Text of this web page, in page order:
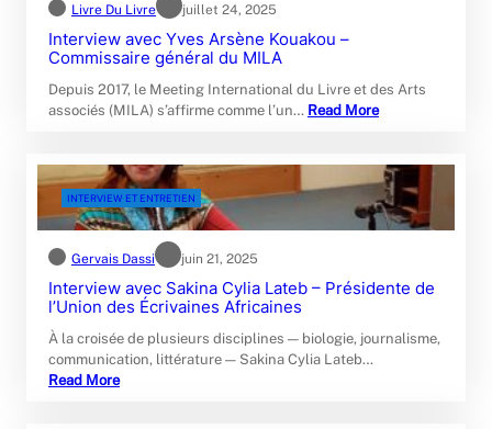
Livre Du Livre juillet 24, 2025
Interview avec Yves Arsène Kouakou –
Commissaire général du MILA
Depuis 2017, le Meeting International du Livre et des Arts
associés (MILA) s’affirme comme l’un… Read More
INTERVIEW ET ENTRETIEN
Gervais Dassi juin 21, 2025
Interview avec Sakina Cylia Lateb – Présidente de
l’Union des Écrivaines Africaines
À la croisée de plusieurs disciplines — biologie, journalisme,
communication, littérature — Sakina Cylia Lateb…
Read More